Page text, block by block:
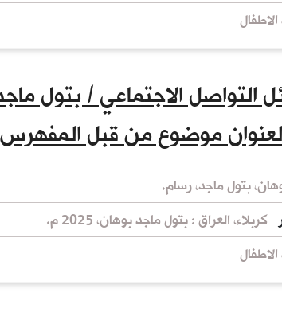
التواصل الاجتماعي / بتول
موضوع من قبل
بتول ماجد، رسام.
كربلاء، العراق : بتول ماجد بوهان، 2025 م.